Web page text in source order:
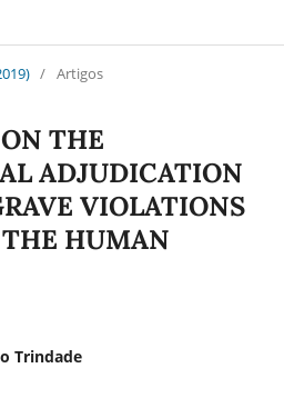
/ Artigos
THE
ADJUDICATION
VIOLATIONS
HUMAN
Trindade